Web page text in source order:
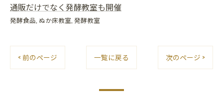
通販だけでなく発酵教室も開催
発酵食品 ぬか床教室 発酵教室
< 前のページ 一覧に戻る 次のページ >